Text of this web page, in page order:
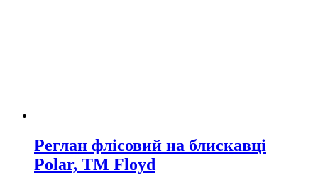
Реглан флісовий на блискавці
Polar, TM Floyd